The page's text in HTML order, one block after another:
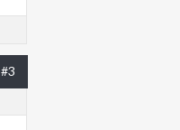
#3